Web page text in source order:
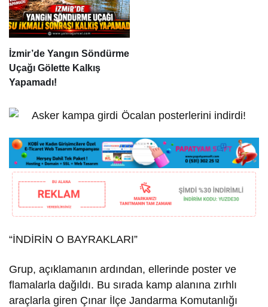
İzmir’de Yangın Söndürme
Uçağı Gölette Kalkış
Yapamadı!
“İNDİRİN O BAYRAKLARI”
Grup, açıklamanın ardından, ellerinde poster ve
flamalarla dağıldı. Bu sırada kamp alanına zırhlı
araçlarla giren Çınar İlçe Jandarma Komutanlığı